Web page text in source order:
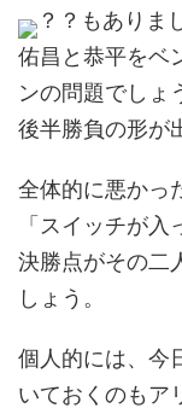
？？もありま
佑昌と恭平をベ
ンの問題でしょ
後半勝負の形が
全体的に悪かっ
「スイッチが入
決勝点がその二
しょう。
個人的には、今
いておくのもア